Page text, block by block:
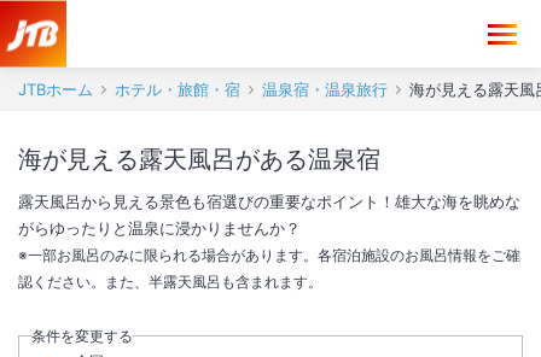
JTBホーム ホテル・旅館・宿 温泉宿・温泉旅行 海が見える露天風
海が見える露天風呂がある温泉宿
露天風呂から見える景色も宿選びの重要なポイント！雄大な海を眺めな
がらゆったりと温泉に浸かりませんか？
※一部お風呂のみに限られる場合があります。各宿泊施設のお風呂情報をご確
認ください。また、半露天風呂も含まれます。
条件を変更する